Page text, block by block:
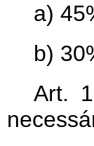
a)
b)
Art.